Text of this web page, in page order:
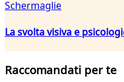
Schermaglie
La svolta visiva e
Raccomandati per te